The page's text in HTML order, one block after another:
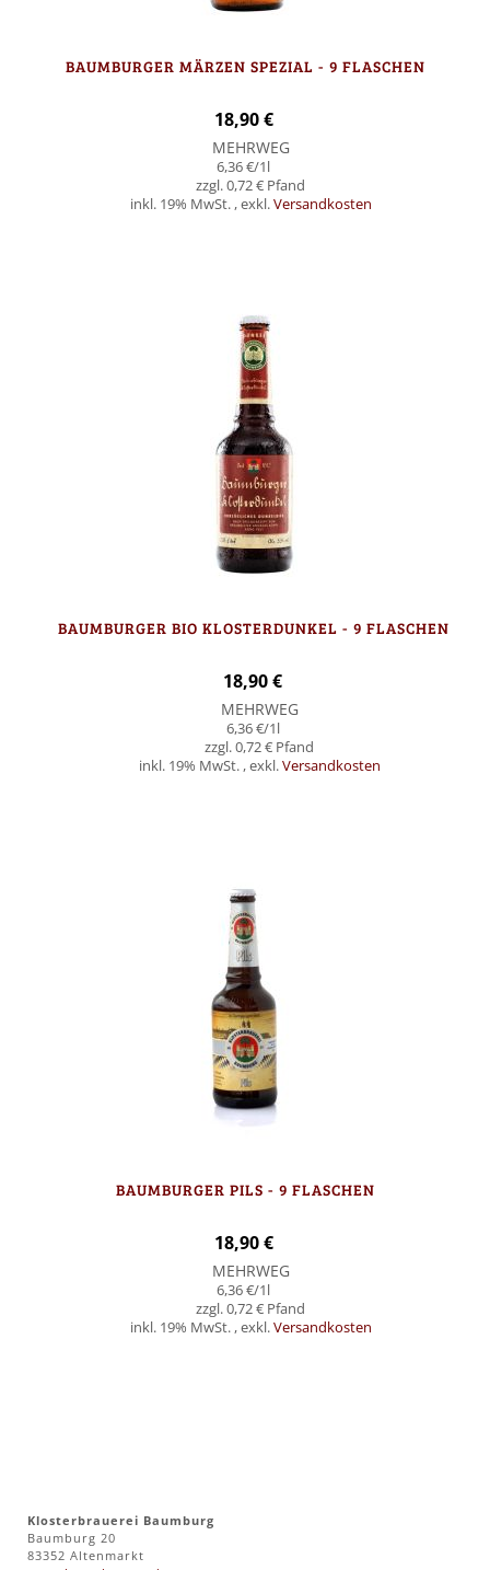
BAUMBURGER MÄRZEN SPEZIAL - 9 FLASCHEN
18,90 €
MEHRWEG
6,36 €/1l
0,72 €
inkl. 19% MwSt. ,exkl.Versandkosten
BAUMBURGER BIO KLOSTERDUNKEL - 9 FLASCHEN
18,90 €
MEHRWEG
6,36 €/1l
0,72 €
inkl. 19% MwSt. ,exkl.Versandkosten
BAUMBURGER PILS - 9 FLASCHEN
18,90 €
MEHRWEG
6,36 €/1l
0,72 €
inkl. 19% MwSt. ,exkl.Versandkosten
Klosterbrauerei Baumburg
Baumburg 20
83352 Altenmarkt